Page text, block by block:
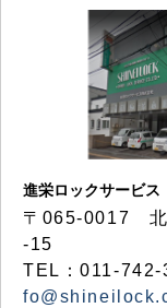
進栄ロックサービス
〒065-0017 北
-15
TEL：011-